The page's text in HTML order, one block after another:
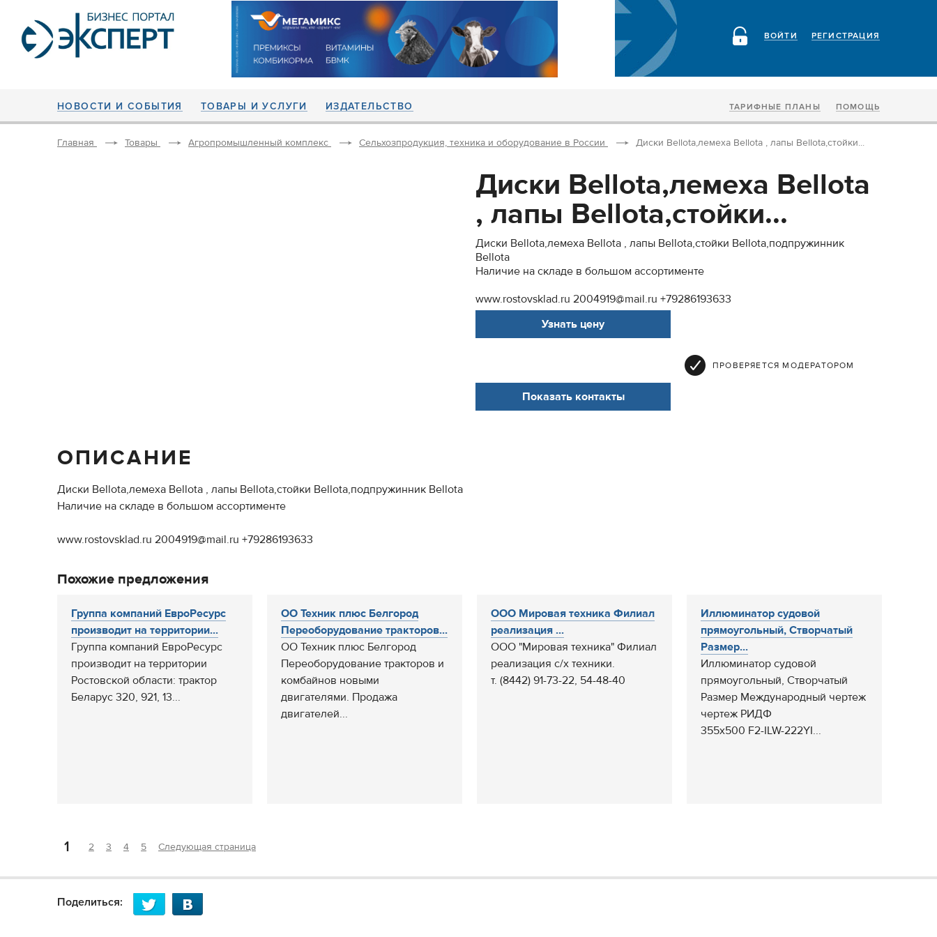
РЕГИСТРАЦИЯ
ВОЙТИ
НОВОСТИ И СОБЫТИЯ ТОВАРЫ И УСЛУГИ ИЗДАТЕЛЬСТВО ТАРИФНЫЕ ПЛАНЫ ПОМОЩЬ
Главная Товары Агропромышленный комплекс Сельхозпродукция, техника и оборудование в России Диски Bellota,лемеха Bellota , лапы Bellota,стойки...
Диски Bellota,лемеха Bellota
, лапы Bellota,стойки...
Диски Bellota,лемеха Bellota , лапы Bellota,стойки Bellota,подпружинник
Bellota
Наличие на складе в большом ассортименте
www.rostovsklad.ru 2004919@mail.ru +79286193633
Узнать цену
ПРОВЕРЯЕТСЯ МОДЕРАТОРОМ
Показать контакты
ОПИСАНИЕ
Диски Bellota,лемеха Bellota , лапы Bellota,стойки Bellota,подпружинник Bellota
Наличие на складе в большом ассортименте
www.rostovsklad.ru 2004919@mail.ru +79286193633
Похожие предложения
Группа компаний ЕвроРесурс
производит на территории...
Группа компаний ЕвроРесурс
производит на территории
Ростовской области: трактор
Беларус 320, 921, 13...
ОО Техник плюс Белгород
Переоборудование тракторов...
ОО Техник плюс Белгород
Переоборудование тракторов и
комбайнов новыми
двигателями. Продажа
двигателей...
ООО Мировая техника Филиал
реализация ...
ООО "Мировая техника" Филиал
реализация с/х техники.
т. (8442) 91-73-22, 54-48-40
Иллюминатор судовой
прямоугольный, Створчатый
Размер...
Иллюминатор судовой
прямоугольный, Створчатый
Размер Международный чертеж
чертеж РИДФ
355х500 F2-ILW-222YI...
1 2 3 4 5 Следующая страница
Поделиться: